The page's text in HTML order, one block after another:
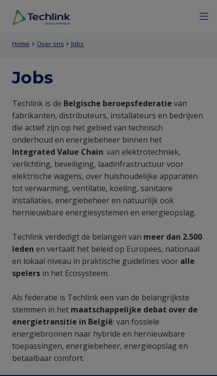
menu
Primaire
van
pagina
Entity
(Content)
Kruimelpad
Home Over ons Jobs
Jobs
Entity
view
(Content)
Techlink is de Belgische beroepsfederatie van
fabrikanten, distributeurs, installateurs en bedrijven
die actief zijn op het gebied van technisch
onderhoud en energiebeheer binnen het
Integrated Value Chain: van elektrotechniek,
verlichting, beveiliging, laadinfrastructuur voor
elektrische wagens, over huishoudelijke apparaten
tot verwarming, ventilatie, koeling, sanitaire
installaties, energiebeheer en natuurlijk ook
hernieuwbare energiesystemen en energieopslag.
Techlink verdedigt de belangen van meer dan 2.500
leden en vertaalt het beleid op Europees, nationaal
en lokaal niveau in praktische guidelines voor alle
spelers in het Ecosysteem.
Als federatie is Techlink een van de belangrijkste
stemmen in het maatschappelijke debat over de
energietransitie in België: van fossiele
energiebronnen naar hybride en hernieuwbare
toepassingen, energiebeheer, energieopslag en
betaalbaar comfort.